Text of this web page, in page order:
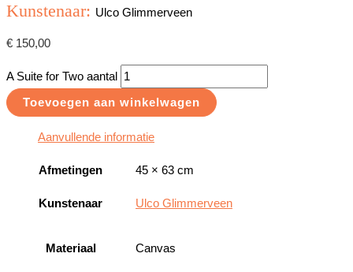
Kunstenaar: Ulco Glimmerveen
€ 150,00
A Suite for Two aantal
Toevoegen aan winkelwagen
Aanvullende informatie
Afmetingen 45 × 63 cm
Kunstenaar Ulco Glimmerveen
Materiaal Canvas